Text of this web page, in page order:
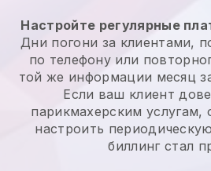
Настройте регулярные
Дни погони за клиентами,
по телефону или
той же информации месяц
Если ваш клиент
парикмахерским услугам,
настроить
биллинг стал